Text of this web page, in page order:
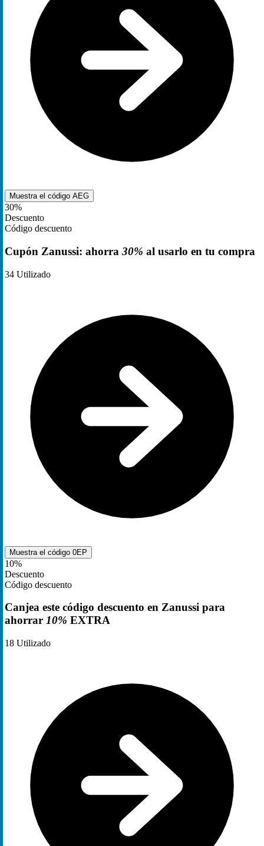
Muestra el código AEG
30%
Descuento
Código descuento
Cupón Zanussi: ahorra 30% al usarlo en tu compra
34 Utilizado
Muestra el código 0EP
10%
Descuento
Código descuento
Canjea este código descuento en Zanussi para
ahorrar 10% EXTRA
18 Utilizado